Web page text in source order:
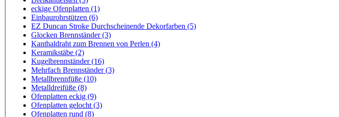
eckige Ofenplatten (1)
Einbaurohrstützen (6)
EZ Duncan Stroke Durchscheinende Dekorfarben (5)
Glocken Brennständer (3)
Kanthaldraht zum Brennen von Perlen (4)
Keramikstäbe (2)
Kugelbrennständer (16)
Mehrfach Brennständer (3)
Metallbrennfüße (10)
Metalldreifüße (8)
Ofenplatten eckig (9)
Ofenplatten gelocht (3)
Ofenplatten rund (8)